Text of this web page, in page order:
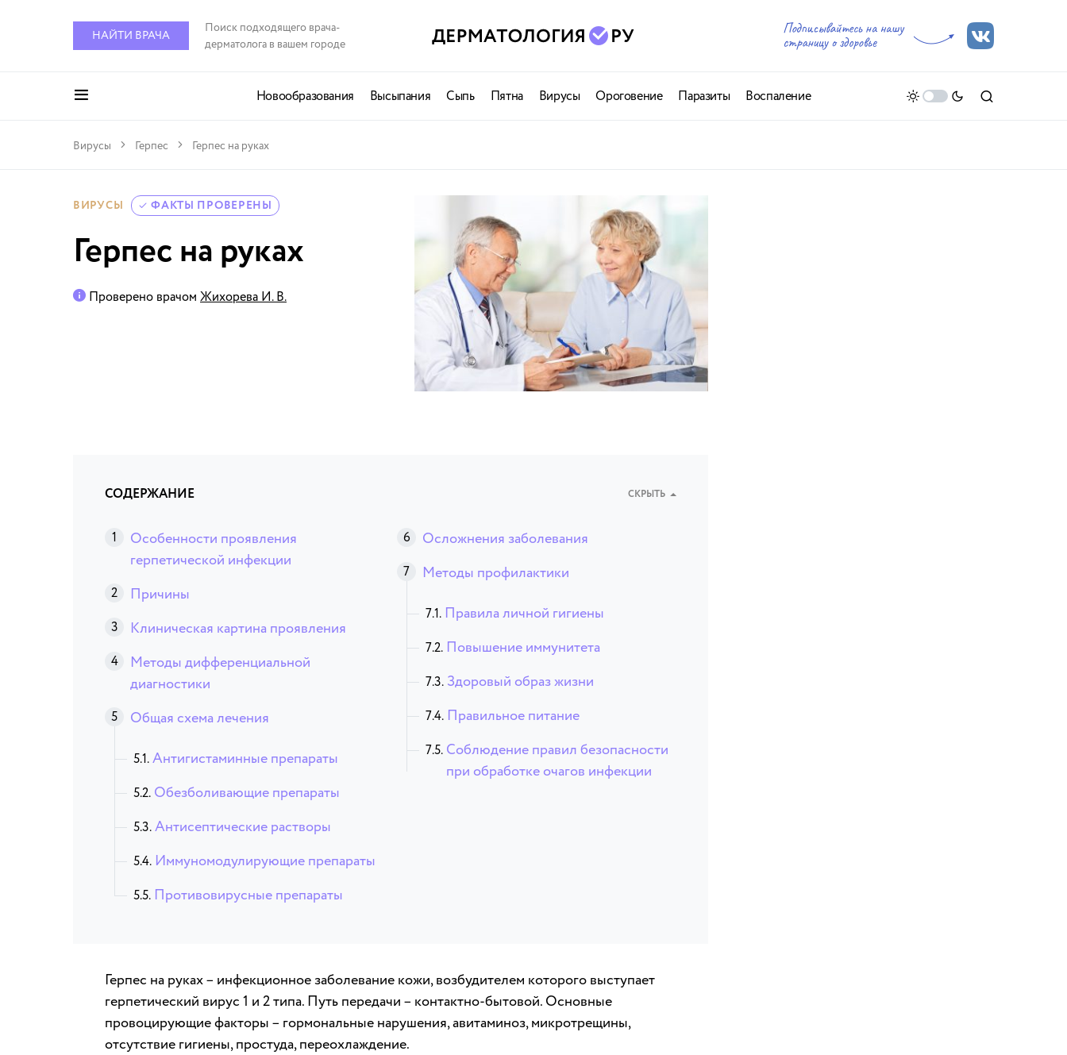
НАЙТИ ВРАЧА
Поиск подходящего врача-
дерматолога в вашем городе
Новообразования Высыпания Сыпь Пятна Вирусы Ороговение Паразиты Воспаление
Вирусы Герпес Герпес на руках
ВИРУСЫ ФАКТЫ ПРОВЕРЕНЫ
Герпес на руках
Проверено врачом Жихорева И. В.
СОДЕРЖАНИЕ СКРЫТЬ
Особенности проявления
герпетической инфекции
Причины
Клиническая картина проявления
Методы дифференциальной
диагностики
Общая схема лечения
Антигистаминные препараты
Обезболивающие препараты
Антисептические растворы
Иммуномодулирующие препараты
Противовирусные препараты
Осложнения заболевания
Методы профилактики
Правила личной гигиены
Повышение иммунитета
Здоровый образ жизни
Правильное питание
Соблюдение правил безопасности
при обработке очагов инфекции
Герпес на руках – инфекционное заболевание кожи, возбудителем которого выступает
герпетический вирус 1 и 2 типа. Путь передачи – контактно-бытовой. Основные
провоцирующие факторы – гормональные нарушения, авитаминоз, микротрещины,
отсутствие гигиены, простуда, переохлаждение.